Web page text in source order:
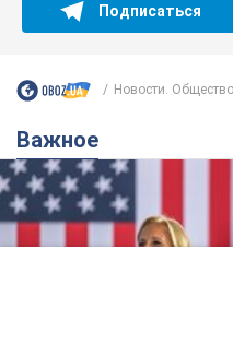
Подписаться
Новости. Общество
Важное